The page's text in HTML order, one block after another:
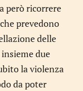
però ricorrere
prevedono
delle
due
la violenza
da poter